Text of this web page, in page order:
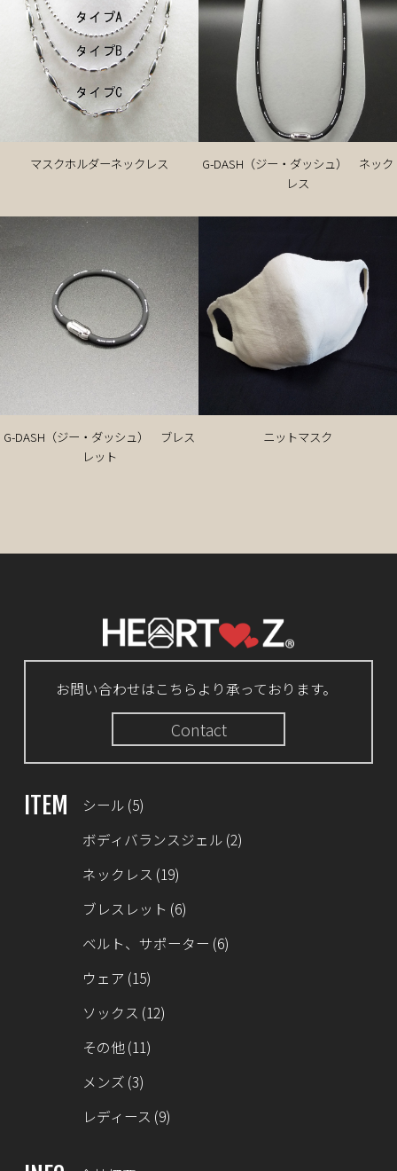
マスクホルダーネックレス
G-DASH（ジー・ダッシュ） ネック
レス
G-DASH（ジー・ダッシュ） ブレス
レット
ニットマスク
お問い合わせはこちらより承っております。
Contact
ITEM シール (5)
ボディバランスジェル (2)
ネックレス (19)
ブレスレット (6)
ベルト、サポーター (6)
ウェア (15)
ソックス (12)
その他(11)
メンズ (3)
レディース (9)